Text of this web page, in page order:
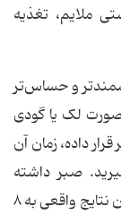
ملایم، تغذیه
و حساس‌تر
لک یا گودی
داده، زمان آن
صبر داشته
باشید؛ اکثر درمان‌های تخصصی برای نشان دادن نتایج واقعی به ۸